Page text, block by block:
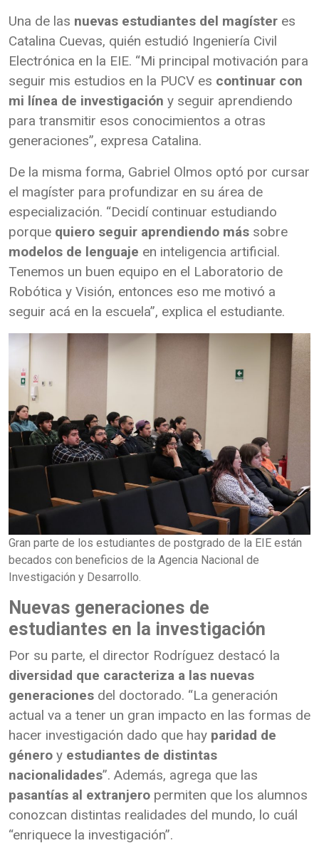
Una de las nuevas estudiantes del magíster es
Catalina Cuevas, quién estudió Ingeniería Civil
Electrónica en la EIE. “Mi principal motivación para
seguir mis estudios en la PUCV es continuar con
mi línea de investigación y seguir aprendiendo
para transmitir esos conocimientos a otras
generaciones”, expresa Catalina.
De la misma forma, Gabriel Olmos optó por cursar
el magíster para profundizar en su área de
especialización. “Decidí continuar estudiando
porque quiero seguir aprendiendo más sobre
modelos de lenguaje en inteligencia artificial.
Tenemos un buen equipo en el Laboratorio de
Robótica y Visión, entonces eso me motivó a
seguir acá en la escuela”, explica el estudiante.
Gran parte de los estudiantes de postgrado de la EIE están
becados con beneficios de la Agencia Nacional de
Investigación y Desarrollo.
Nuevas generaciones de
estudiantes en la investigación
Por su parte, el director Rodríguez destacó la
diversidad que caracteriza a las nuevas
generaciones del doctorado. “La generación
actual va a tener un gran impacto en las formas de
hacer investigación dado que hay paridad de
género y estudiantes de distintas
nacionalidades”. Además, agrega que las
pasantías al extranjero permiten que los alumnos
conozcan distintas realidades del mundo, lo cuál
“enriquece la investigación”.